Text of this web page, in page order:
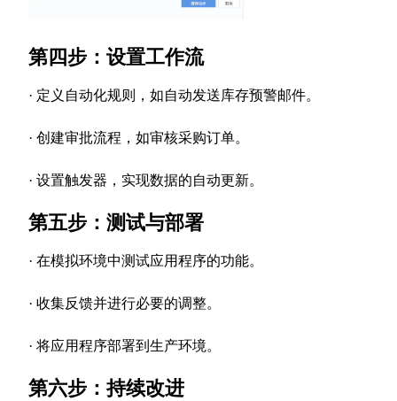
第四步：设置工作流
· 定义自动化规则，如自动发送库存预警邮件。
· 创建审批流程，如审核采购订单。
· 设置触发器，实现数据的自动更新。
第五步：测试与部署
· 在模拟环境中测试应用程序的功能。
· 收集反馈并进行必要的调整。
· 将应用程序部署到生产环境。
第六步：持续改进